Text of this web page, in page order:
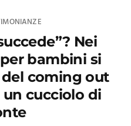
Nei
bambini si
coming out
un cucciolo di